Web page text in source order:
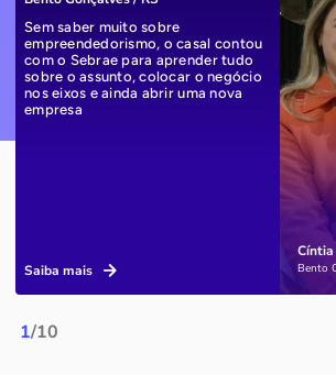
1/10
Bento
Sem saber muito sobre
empreendedorismo, o casal contou
com o Sebrae para aprender tudo
sobre o assunto, colocar o negócio
nos eixos e ainda abrir uma nova
empresa
Saiba mais